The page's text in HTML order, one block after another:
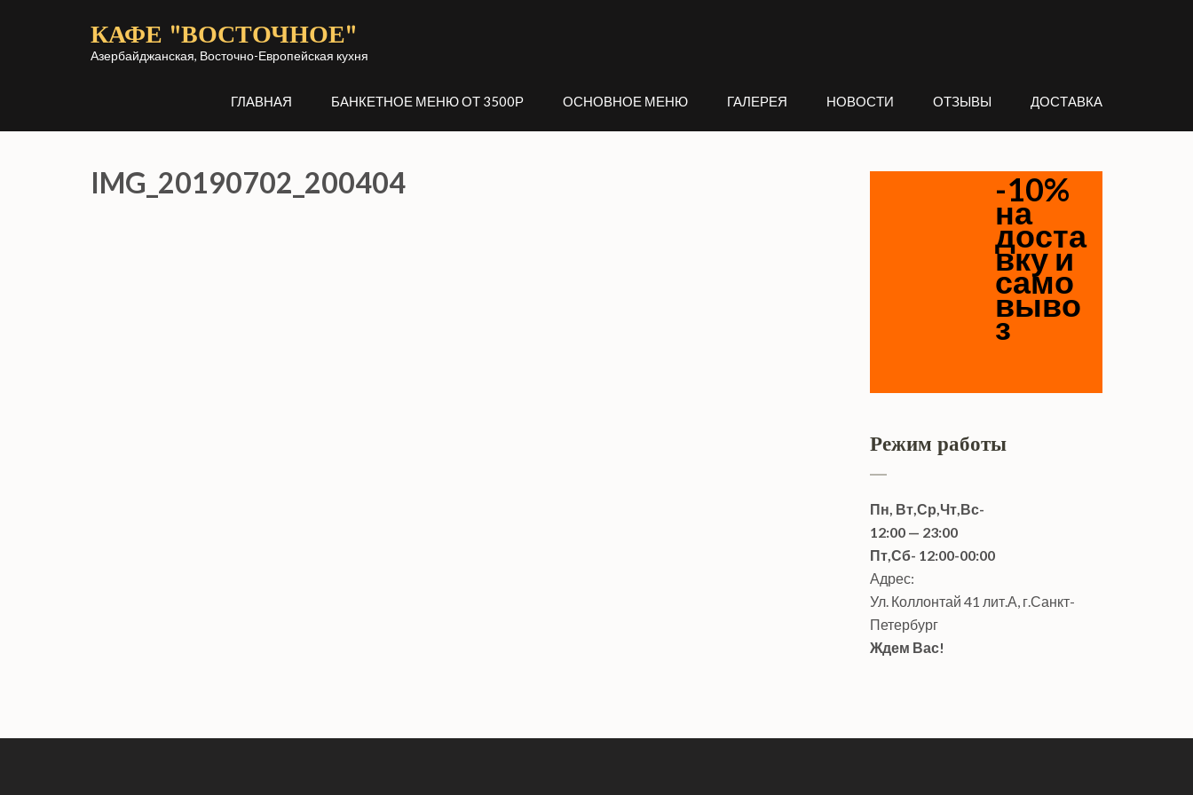
КАФЕ "ВОСТОЧНОЕ"
Азербайджанская, Восточно-Европейская кухня
ГЛАВНАЯ БАНКЕТНОЕ МЕНЮ ОТ 3500Р ОСНОВНОЕ МЕНЮ ГАЛЕРЕЯ НОВОСТИ ОТЗЫВЫ ДОСТАВКА
IMG_20190702_200404 -10%
на
доста
вку и
само
выво
з
Режим работы
Пн, Вт,Ср,Чт,Вс-
12:00 — 23:00
Пт,Сб- 12:00-00:00
Адрес:
Ул. Коллонтай 41 лит.А, г.Санкт-
Петербург
Ждем Вас!